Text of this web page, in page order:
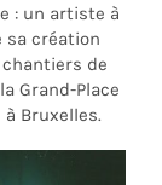
: un artiste à
sa création
de
Grand-Place
Bruxelles.